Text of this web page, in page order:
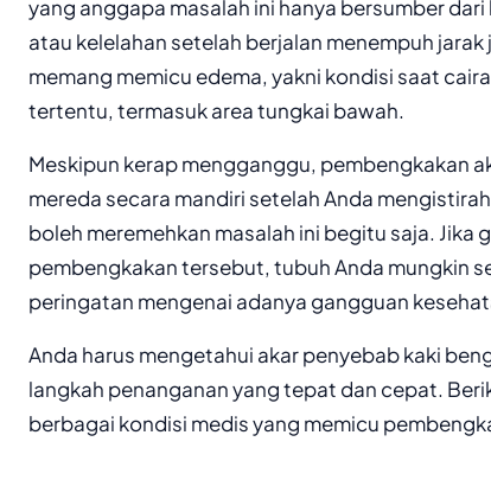
yang anggapa masalah ini hanya bersumber
atau kelelahan setelah berjalan menempuh
memang memicu edema, yakni kondisi saat
tertentu, termasuk area tungkai bawah.
Meskipun kerap mengganggu, pembengkakan
mereda secara mandiri setelah Anda
boleh meremehkan masalah ini begitu saja. Jika
pembengkakan tersebut, tubuh Anda mungkin
peringatan mengenai adanya gangguan
Anda harus mengetahui akar penyebab kaki
langkah penanganan yang tepat dan cepat.
berbagai kondisi medis yang memicu